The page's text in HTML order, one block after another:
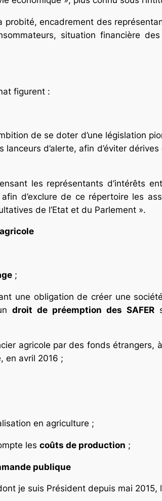
encadrement des
situation financière
figurent :
de se doter d’une législation
d’alerte, afin d’éviter
les représentants d’intérêts
d’exclure de ce répertoire les
de l’Etat et du Parlement ».
;
une obligation de créer une
droit de préemption des SAFER
agricole par des fonds étrangers, à
en avril 2016 ;
en agriculture ;
les coûts de production ;
publique
je suis Président depuis mai 2015,